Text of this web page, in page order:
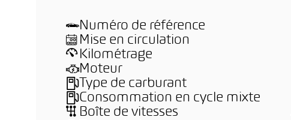
Numéro de référence
Mise en circulation
Kilométrage
Moteur
Type de carburant
Consommation en cycle mixte
Boîte de vitesses